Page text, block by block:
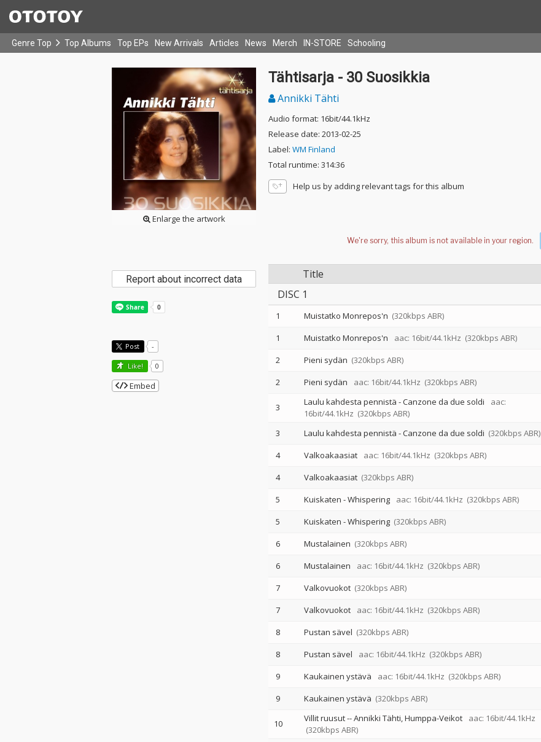
Genre Top Top Albums Top EPs New Arrivals Articles News Merch IN-STORE Schooling
Enlarge the artwork
Tähtisarja - 30 Suosikkia
Annikki Tähti
Audio format: 16bit/44.1kHz
Release date: 2013-02-25
Label: WM Finland
Total runtime: 314:36
Help us by adding relevant tags for this album
Title
DISC 1
1 Muistatko Monrepos'n (320kbps ABR)
1
Muistatko Monrepos'n aac: 16bit/44.1kHz (320kbps ABR)
2
Pieni sydän (320kbps ABR)
2
Pieni sydän aac: 16bit/44.1kHz (320kbps ABR)
3 Laulu kahdesta pennistä - Canzone da due soldi
aac:
16bit/44.1kHz (320kbps ABR)
3 Laulu kahdesta pennistä - Canzone da due soldi (320kbps ABR)
4
Valkoakaasiat aac: 16bit/44.1kHz (320kbps ABR)
4
Valkoakaasiat (320kbps ABR)
5
Kuiskaten - Whispering aac: 16bit/44.1kHz (320kbps ABR)
5
Kuiskaten - Whispering (320kbps ABR)
6
Mustalainen (320kbps ABR)
6
Mustalainen aac: 16bit/44.1kHz (320kbps ABR)
7
Valkovuokot (320kbps ABR)
7
Valkovuokot aac: 16bit/44.1kHz (320kbps ABR)
8
Pustan sävel (320kbps ABR)
8
Pustan sävel aac: 16bit/44.1kHz (320kbps ABR)
9
Kaukainen ystävä aac: 16bit/44.1kHz (320kbps ABR)
9
Kaukainen ystävä (320kbps ABR)
10 Villit ruusut--Annikki Tähti Humppa-Veikot
aac: 16bit/44.1kHz
(320kbps ABR)
Report about incorrect data
Post -
Like! 0
Embed